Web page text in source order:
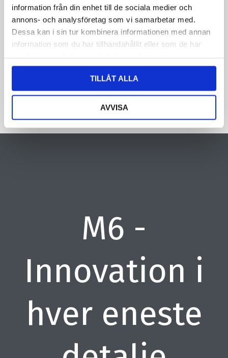
information från din enhet till de sociala medier och
annons- och analysföretag som vi samarbetar med.
Dessa kan i sin tur kombinera informationen med annan
information som du har tillhandahållit eller som de har
TILLÅT ALLA
AVVISA
Ved at indsende formularen accepterer du, at vi gemmer
personoplysninger i vores privatlivspolitik.
CAPTCHA
M6 -
Innovation i
hver eneste